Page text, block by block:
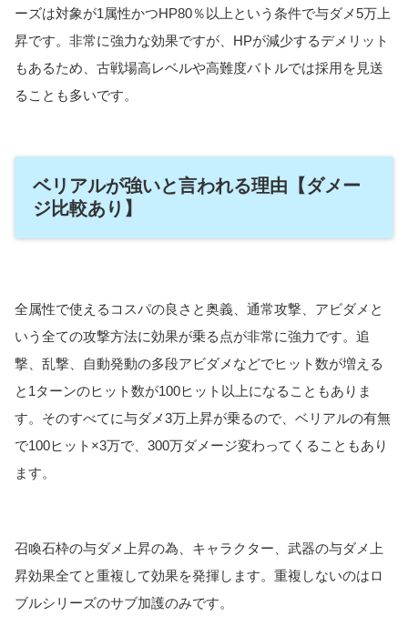
ーズは対象が1属性かつHP80％以上という条件で与ダメ5万上
昇です。非常に強力な効果ですが、HPが減少するデメリット
もあるため、古戦場高レベルや高難度バトルでは採用を見送
ることも多いです。
ベリアルが強いと言われる理由【ダメー
ジ比較あり】
全属性で使えるコスパの良さと奥義、通常攻撃、アビダメと
いう全ての攻撃方法に効果が乗る点が非常に強力です。追
撃、乱撃、自動発動の多段アビダメなどでヒット数が増える
と1ターンのヒット数が100ヒット以上になることもありま
す。そのすべてに与ダメ3万上昇が乗るので、ベリアルの有無
で100ヒット×3万で、300万ダメージ変わってくることもあり
ます。
召喚石枠の与ダメ上昇の為、キャラクター、武器の与ダメ上
昇効果全てと重複して効果を発揮します。重複しないのはロ
ブルシリーズのサブ加護のみです。